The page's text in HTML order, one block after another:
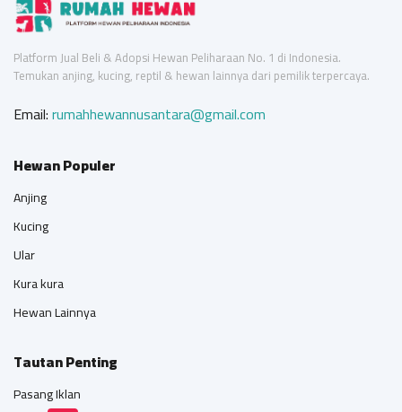
Platform Jual Beli & Adopsi Hewan Peliharaan No. 1 di Indonesia.
Temukan anjing, kucing, reptil & hewan lainnya dari pemilik terpercaya.
Email:rumahhewannusantara@gmail.com
Hewan Populer
Anjing
Kucing
Ular
Kura kura
Hewan Lainnya
Tautan Penting
Pasang Iklan